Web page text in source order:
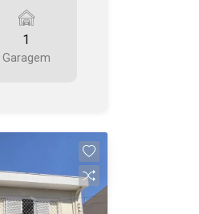
com
dormitórios
de
1
Garagem